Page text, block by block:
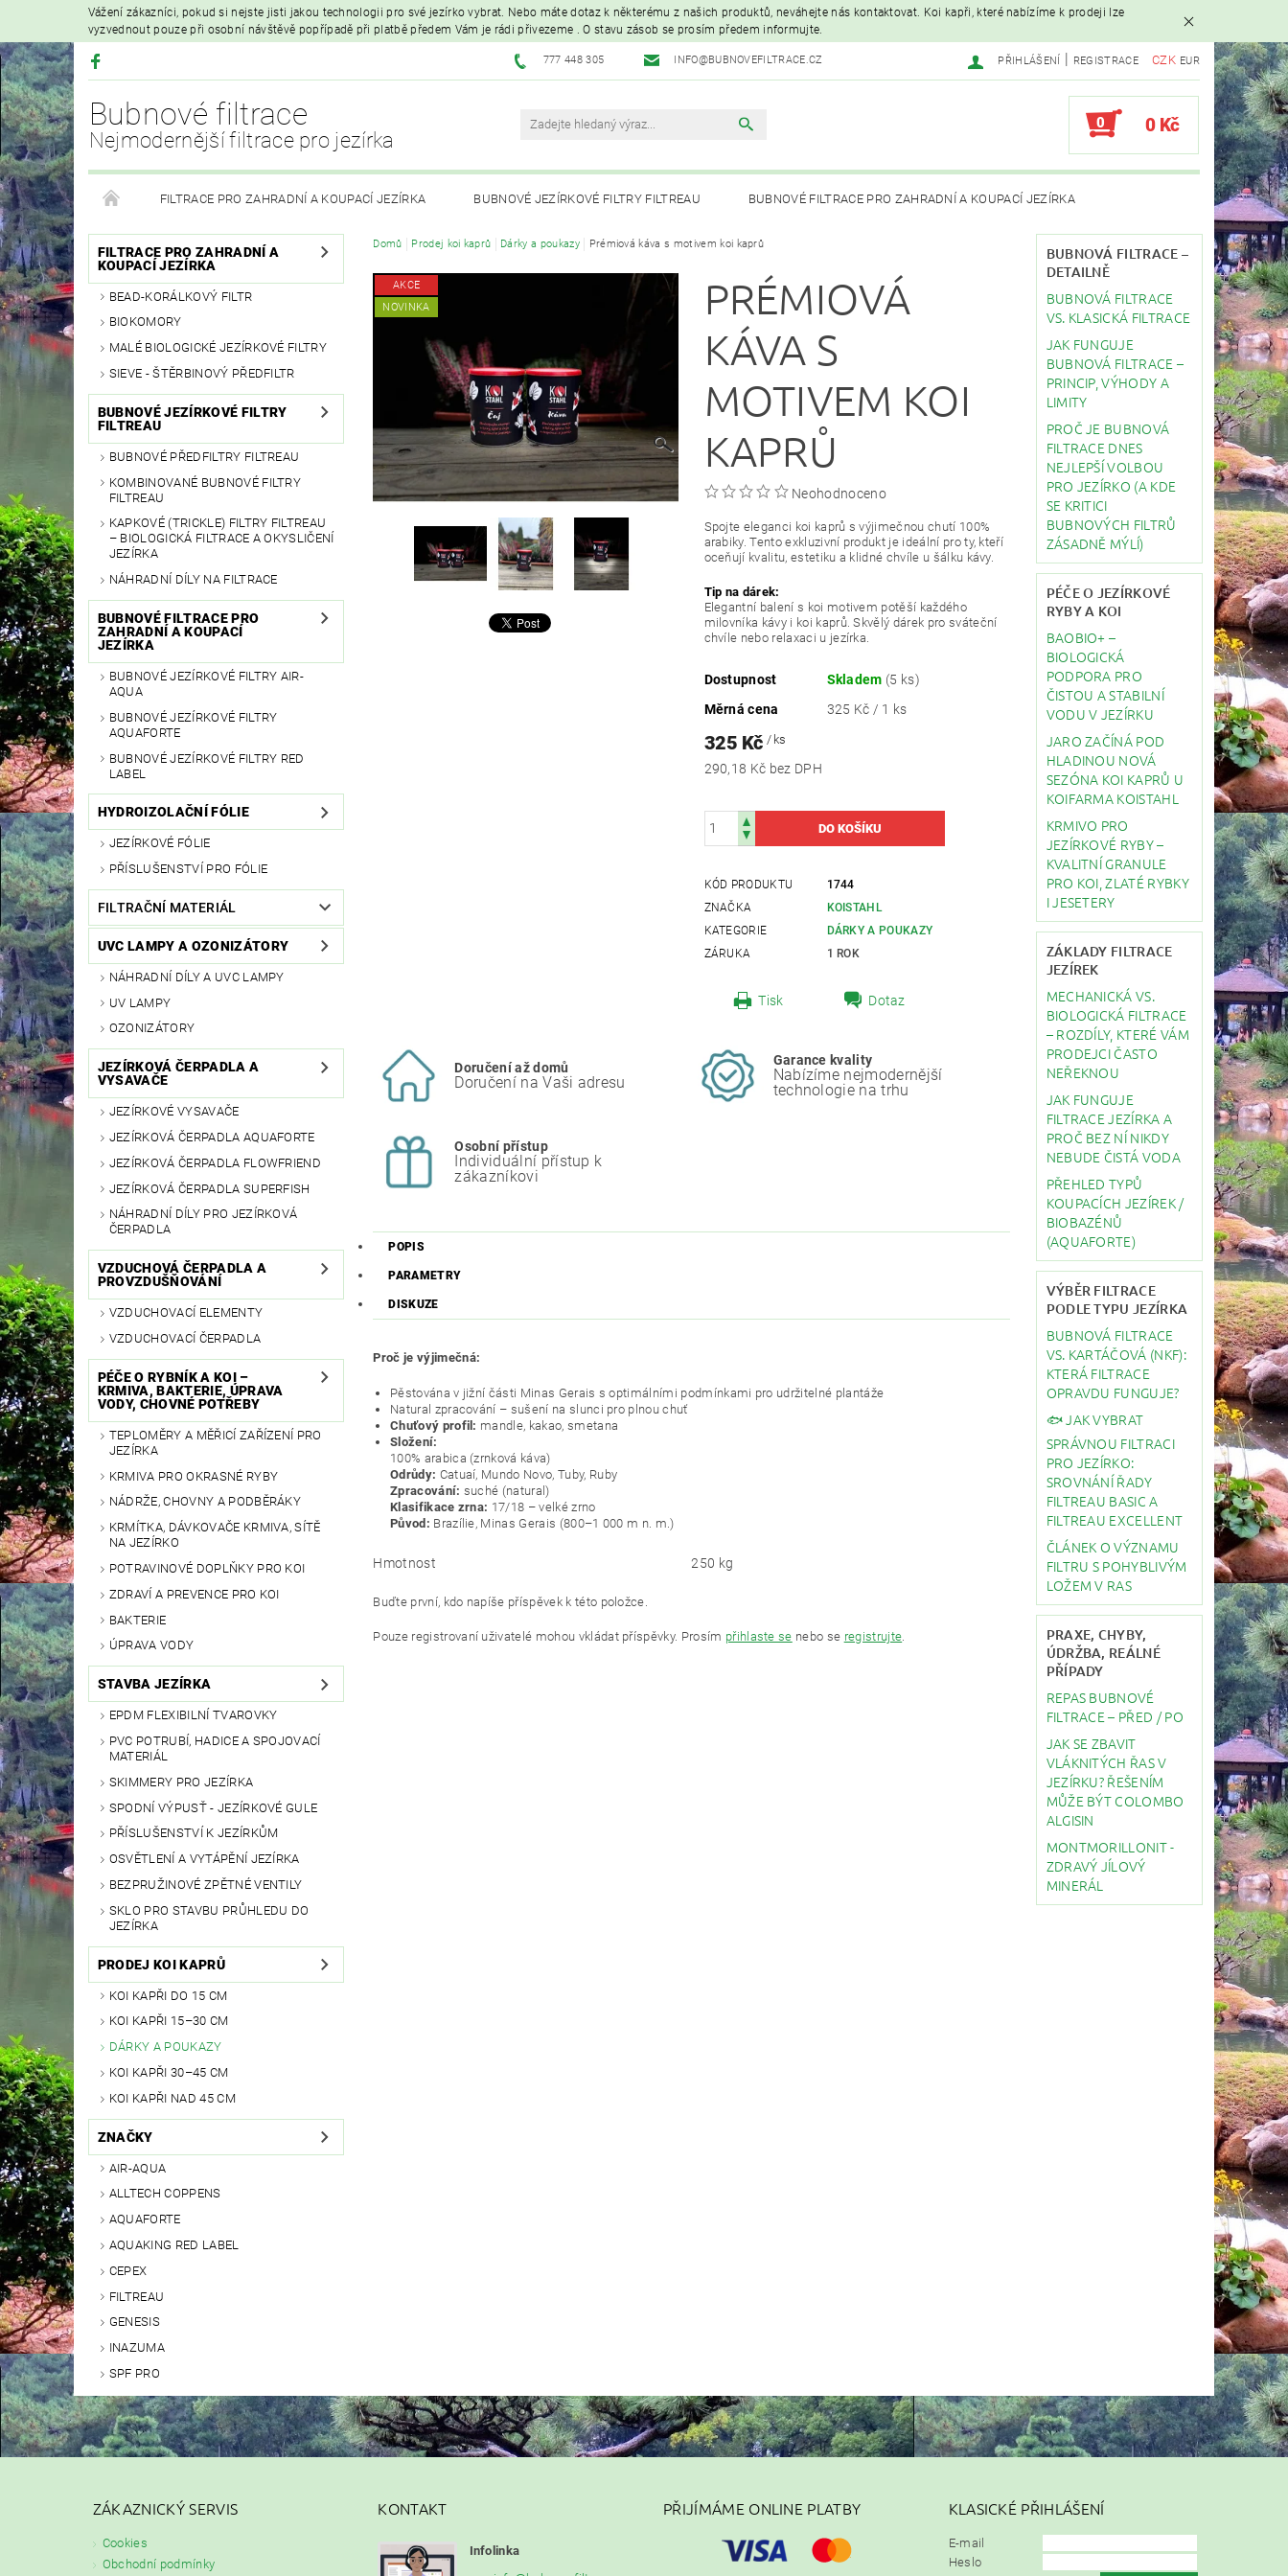
Vážení zákazníci, pokud si nejste jisti jakou technologii pro své jezírko vybrat. Nebo máte dotaz k některému z našich produktů, neváhejte nás kontaktovat. Koi kapři, které nabízíme k prodeji lze
vyzvednout pouze při osobní návštěvě popřípadě při platbě předem Vám je rádi přivezeme . O stavu zásob se prosím předem informujte.
777 448 305 INFO@BUBNOVEFILTRACE.CZ CZK EUR
PŘIHLÁŠENÍ REGISTRACE
Bubnové filtrace
Nejmodernější filtrace pro jezírka
0 0 Kč
FILTRACE PRO ZAHRADNÍ A KOUPACÍ JEZÍRKA BUBNOVÉ JEZÍRKOVÉ FILTRY FILTREAU BUBNOVÉ FILTRACE PRO ZAHRADNÍ A KOUPACÍ JEZÍRKA
HYDROIZOLAČNÍ FÓLIE FILTRAČNÍ MATERIÁL UVC LAMPY A OZONIZÁTORY JEZÍRKOVÁ ČERPADLA A VYSAVAČE
VZDUCHOVÁ ČERPADLA A PROVZDUŠŇOVÁNÍ PÉČE O RYBNÍK A KOI – KRMIVA, BAKTERIE, ÚPRAVA VODY, CHOVNÉ POTŘEBY
PRODEJ KOI KAPRŮ MOJE OBJEDNÁVKA
FILTRACE PRO ZAHRADNÍ A
KOUPACÍ JEZÍRKA
BEAD-KORÁLKOVÝ FILTR
BIOKOMORY
MALÉ BIOLOGICKÉ JEZÍRKOVÉ FILTRY
SIEVE - ŠTĚRBINOVÝ PŘEDFILTR
BUBNOVÉ JEZÍRKOVÉ FILTRY
FILTREAU
BUBNOVÉ PŘEDFILTRY FILTREAU
KOMBINOVANÉ BUBNOVÉ FILTRY
FILTREAU
KAPKOVÉ (TRICKLE) FILTRY FILTREAU
– BIOLOGICKÁ FILTRACE A OKYSLIČENÍ
JEZÍRKA
NÁHRADNÍ DÍLY NA FILTRACE
BUBNOVÉ FILTRACE PRO
ZAHRADNÍ A KOUPACÍ
JEZÍRKA
BUBNOVÉ JEZÍRKOVÉ FILTRY AIR-
AQUA
BUBNOVÉ JEZÍRKOVÉ FILTRY
AQUAFORTE
BUBNOVÉ JEZÍRKOVÉ FILTRY RED
LABEL
HYDROIZOLAČNÍ FÓLIE
JEZÍRKOVÉ FÓLIE
PŘÍSLUŠENSTVÍ PRO FÓLIE
FILTRAČNÍ MATERIÁL
UVC LAMPY A OZONIZÁTORY
NÁHRADNÍ DÍLY A UVC LAMPY
UV LAMPY
OZONIZÁTORY
JEZÍRKOVÁ ČERPADLA A
VYSAVAČE
JEZÍRKOVÉ VYSAVAČE
JEZÍRKOVÁ ČERPADLA AQUAFORTE
JEZÍRKOVÁ ČERPADLA FLOWFRIEND
JEZÍRKOVÁ ČERPADLA SUPERFISH
NÁHRADNÍ DÍLY PRO JEZÍRKOVÁ
ČERPADLA
VZDUCHOVÁ ČERPADLA A
PROVZDUŠŇOVÁNÍ
VZDUCHOVACÍ ELEMENTY
VZDUCHOVACÍ ČERPADLA
PÉČE O RYBNÍK A KOI –
KRMIVA, BAKTERIE, ÚPRAVA
VODY, CHOVNÉ POTŘEBY
TEPLOMĚRY A MĚŘICÍ ZAŘÍZENÍ PRO
JEZÍRKA
KRMIVA PRO OKRASNÉ RYBY
NÁDRŽE, CHOVNY A PODBĚRÁKY
KRMÍTKA, DÁVKOVAČE KRMIVA, SÍTĚ
NA JEZÍRKO
POTRAVINOVÉ DOPLŇKY PRO KOI
ZDRAVÍ A PREVENCE PRO KOI
BAKTERIE
ÚPRAVA VODY
STAVBA JEZÍRKA
EPDM FLEXIBILNÍ TVAROVKY
PVC POTRUBÍ, HADICE A SPOJOVACÍ
MATERIÁL
SKIMMERY PRO JEZÍRKA
SPODNÍ VÝPUSŤ - JEZÍRKOVÉ GULE
PŘÍSLUŠENSTVÍ K JEZÍRKŮM
OSVĚTLENÍ A VYTÁPĚNÍ JEZÍRKA
BEZPRUŽINOVÉ ZPĚTNÉ VENTILY
SKLO PRO STAVBU PRŮHLEDU DO
JEZÍRKA
PRODEJ KOI KAPRŮ
KOI KAPŘI DO 15 CM
KOI KAPŘI 15–30 CM
DÁRKY A POUKAZY
KOI KAPŘI 30–45 CM
KOI KAPŘI NAD 45 CM
ZNAČKY
AIR-AQUA
ALLTECH COPPENS
AQUAFORTE
AQUAKING RED LABEL
CEPEX
FILTREAU
GENESIS
INAZUMA
SPF PRO
Domů Prodej koi kaprů Dárky a poukazy Prémiová káva s motivem koi kaprů
AKCE
NOVINKA
PRÉMIOVÁ
KÁVA S
MOTIVEM KOI
KAPRŮ
Neohodnoceno
Spojte eleganci koi kaprů s výjimečnou chutí 100%
arabiky. Tento exkluzivní produkt je ideální pro ty, kteří
oceňují kvalitu, estetiku a klidné chvíle u šálku kávy.
Tip na dárek:
Elegantní balení s koi motivem potěší každého
milovníka kávy i koi kaprů. Skvělý dárek pro sváteční
chvíle nebo relaxaci u jezírka.
Dostupnost Skladem (5 ks)
Měrná cena
325 Kč / 1 ks
325 Kč/ ks
290,18 Kč bez DPH
KÓD PRODUKTU
1744
ZNAČKA
KOISTAHL
KATEGORIE
DÁRKY A POUKAZY
ZÁRUKA
1 ROK
Tisk Dotaz
Doručení až domů
Doručení na Vaši adresu
Garance kvality
Nabízíme nejmodernější
technologie na trhu
Osobní přístup
Individuální přístup k
zákazníkovi
POPIS
PARAMETRY
DISKUZE
Proč je výjimečná:
Pěstována v jižní části Minas Gerais s optimálními podmínkami pro udržitelné plantáže
Natural zpracování – sušení na slunci pro plnou chuť
Chuťový profil: mandle, kakao, smetana
Složení:
100% arabica (zrnková káva)
Odrůdy: Catuaí, Mundo Novo, Tuby, Ruby
Zpracování: suché (natural)
Klasifikace zrna: 17/18 – velké zrno
Původ: Brazílie, Minas Gerais (800–1 000 m n. m.)
Hmotnost 250 kg
Buďte první, kdo napíše příspěvek k této položce.
Pouze registrovaní uživatelé mohou vkládat příspěvky. Prosím přihlaste se nebo se registrujte
BUBNOVÁ FILTRACE –
DETAILNĚ
BUBNOVÁ FILTRACE
VS. KLASICKÁ FILTRACE
JAK FUNGUJE
BUBNOVÁ FILTRACE –
PRINCIP, VÝHODY A
LIMITY
PROČ JE BUBNOVÁ
FILTRACE DNES
NEJLEPŠÍ VOLBOU
PRO JEZÍRKO (A KDE
SE KRITICI
BUBNOVÝCH FILTRŮ
ZÁSADNĚ MÝLÍ)
PÉČE O JEZÍRKOVÉ
RYBY A KOI
BAOBIO+ –
BIOLOGICKÁ
PODPORA PRO
ČISTOU A STABILNÍ
VODU V JEZÍRKU
JARO ZAČÍNÁ POD
HLADINOU NOVÁ
SEZÓNA KOI KAPRŮ U
KOIFARMA KOISTAHL
KRMIVO PRO
JEZÍRKOVÉ RYBY –
KVALITNÍ GRANULE
PRO KOI, ZLATÉ RYBKY
I JESETERY
ZÁKLADY FILTRACE
JEZÍREK
MECHANICKÁ VS.
BIOLOGICKÁ FILTRACE
– ROZDÍLY, KTERÉ VÁM
PRODEJCI ČASTO
NEŘEKNOU
JAK FUNGUJE
FILTRACE JEZÍRKA A
PROČ BEZ NÍ NIKDY
NEBUDE ČISTÁ VODA
PŘEHLED TYPŮ
KOUPACÍCH JEZÍREK /
BIOBAZÉNŮ
(AQUAFORTE)
VÝBĚR FILTRACE
PODLE TYPU JEZÍRKA
BUBNOVÁ FILTRACE
VS. KARTÁČOVÁ (NKF):
KTERÁ FILTRACE
OPRAVDU FUNGUJE?
🐟 JAK VYBRAT
SPRÁVNOU FILTRACI
PRO JEZÍRKO:
SROVNÁNÍ ŘADY
FILTREAU BASIC A
FILTREAU EXCELLENT
ČLÁNEK O VÝZNAMU
FILTRU S POHYBLIVÝM
LOŽEM V RAS
PRAXE, CHYBY,
ÚDRŽBA, REÁLNÉ
PŘÍPADY
REPAS BUBNOVÉ
FILTRACE – PŘED / PO
JAK SE ZBAVIT
VLÁKNITÝCH ŘAS V
JEZÍRKU? ŘEŠENÍM
MŮŽE BÝT COLOMBO
ALGISIN
MONTMORILLONIT -
ZDRAVÝ JÍLOVÝ
MINERÁL
ZÁKAZNICKÝ SERVIS
Cookies
Obchodní podmínky
KONTAKT
Infolinka
PŘIJÍMÁME ONLINE PLATBY KLASICKÉ PŘIHLÁŠENÍ
E-mail
Heslo